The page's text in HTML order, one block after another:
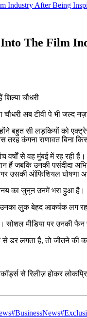
Industry After Being
The Film
चौधरी
चौधरी अब टीवी पे भी जल्द
बहुत सी लड़कियों को
कंगना राणावत बिना
वर्षों से वह मुंबई में रह
जबकि उनकी पसंदीदा
उसकी ऑफिशियल घोषणा
का जुनून उनमें भरा हुआ है।
लुक बेहद आकर्षक लग
सोशल मीडिया पर उनकी फैन
से डर लगता है, तो जीतने
से रिलीज़ होकर
#BusinessNews